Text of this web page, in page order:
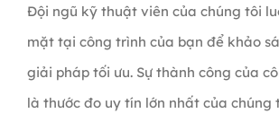
Đội ngũ kỹ thuật viên của chúng tôi
mặt tại công trình của bạn để khảo
giải pháp tối ưu. Sự thành công của
là thước đo uy tín lớn nhất của chúng